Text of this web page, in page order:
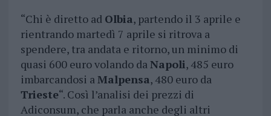
“Chi è diretto ad Olbia, partendo il 3 aprile e
rientrando martedì 7 aprile si ritrova a
spendere, tra andata e ritorno, un minimo di
quasi 600 euro volando daNapoli, 485 euro
imbarcandosi aMalpensa, 480 euro da
Trieste“. Così l’analisi dei prezzi di
Adiconsum, che parla anche degli altri